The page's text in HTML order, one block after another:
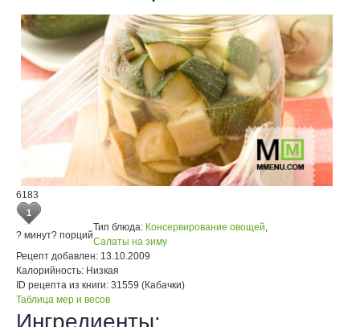
6183
1
? минут? порций
Тип блюда: Консервирование овощей,
Салаты на зиму
Рецепт добавлен: 13.10.2009
Калорийность: Низкая
ID рецепта из книги: 31559 (Кабачки)
Таблица мер и весов
Ингредиенты: